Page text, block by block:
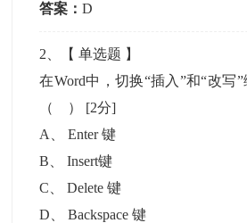
答案：D
2 、【单选题 】
在Word中，切换“插入”和“改写
（ ） [2分]
A
、Enter 键
B 、Insert键
C 、Delete 键
D 、Backspace 键